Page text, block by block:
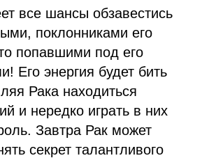
все шансы обзавестись
поклонниками его
попавшими под его
Его энергия будет бить
Рака находиться
и нередко играть в них
Завтра Рак может
секрет талантливого